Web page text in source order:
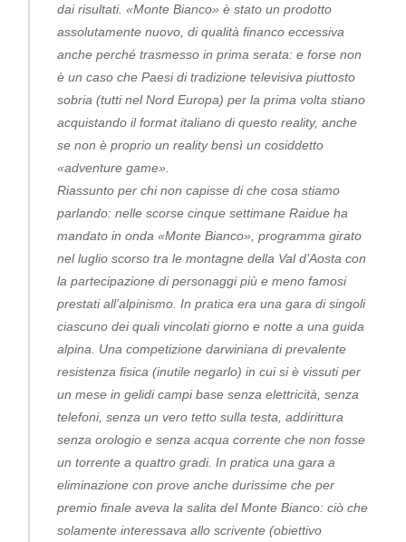
dai risultati. «Monte Bianco» è stato un prodotto
assolutamente nuovo, di qualità financo eccessiva
anche perché trasmesso in prima serata: e forse non
è un caso che Paesi di tradizione televisiva piuttosto
sobria (tutti nel Nord Europa) per la prima volta stiano
acquistando il format italiano di questo reality, anche
se non è proprio un reality bensì un cosiddetto
«adventure game».
Riassunto per chi non capisse di che cosa stiamo
parlando: nelle scorse cinque settimane Raidue ha
mandato in onda «Monte Bianco», programma girato
nel luglio scorso tra le montagne della Val d’Aosta con
la partecipazione di personaggi più e meno famosi
prestati all’alpinismo. In pratica era una gara di singoli
ciascuno dei quali vincolati giorno e notte a una guida
alpina. Una competizione darwiniana di prevalente
resistenza fisica (inutile negarlo) in cui si è vissuti per
un mese in gelidi campi base senza elettricità, senza
telefoni, senza un vero tetto sulla testa, addirittura
senza orologio e senza acqua corrente che non fosse
un torrente a quattro gradi. In pratica una gara a
eliminazione con prove anche durissime che per
premio finale aveva la salita del Monte Bianco: ciò che
solamente interessava allo scrivente (obiettivo